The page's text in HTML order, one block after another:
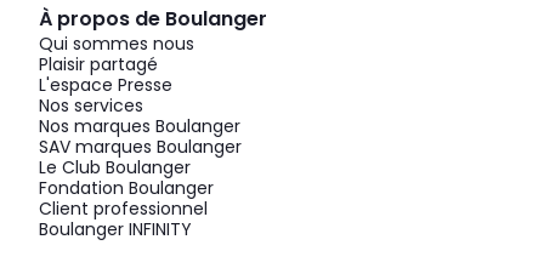
À propos de Boulanger
Qui sommes nous
Plaisir partagé
L'espace Presse
Nos services
Nos marques Boulanger
SAV marques Boulanger
Le Club Boulanger
Fondation Boulanger
Client professionnel
Boulanger INFINITY